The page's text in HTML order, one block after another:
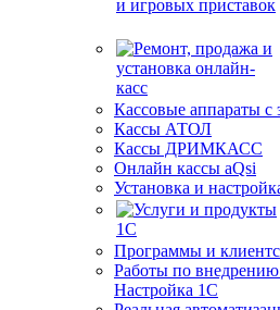
Кассовые аппараты с
Кассы АТОЛ
Кассы ДРИМКАСС
Онлайн кассы aQsi
Установка и
Программы и
Работы по
Настройка 1С